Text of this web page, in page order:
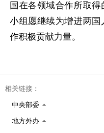
国在各领域合作所取
小组愿继续为增进两
作积极贡献力量。
相关链接：
中央部委
地方外办